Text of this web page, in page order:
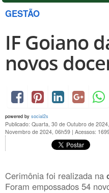
GESTÃO
IF Goiano
novos
powered by social2s
Publicado: Quarta, 30 de Outubro de
Novembro de 2024, 06h59 | Acessos:
Cerimônia foi realizada na
Foram empossados 54